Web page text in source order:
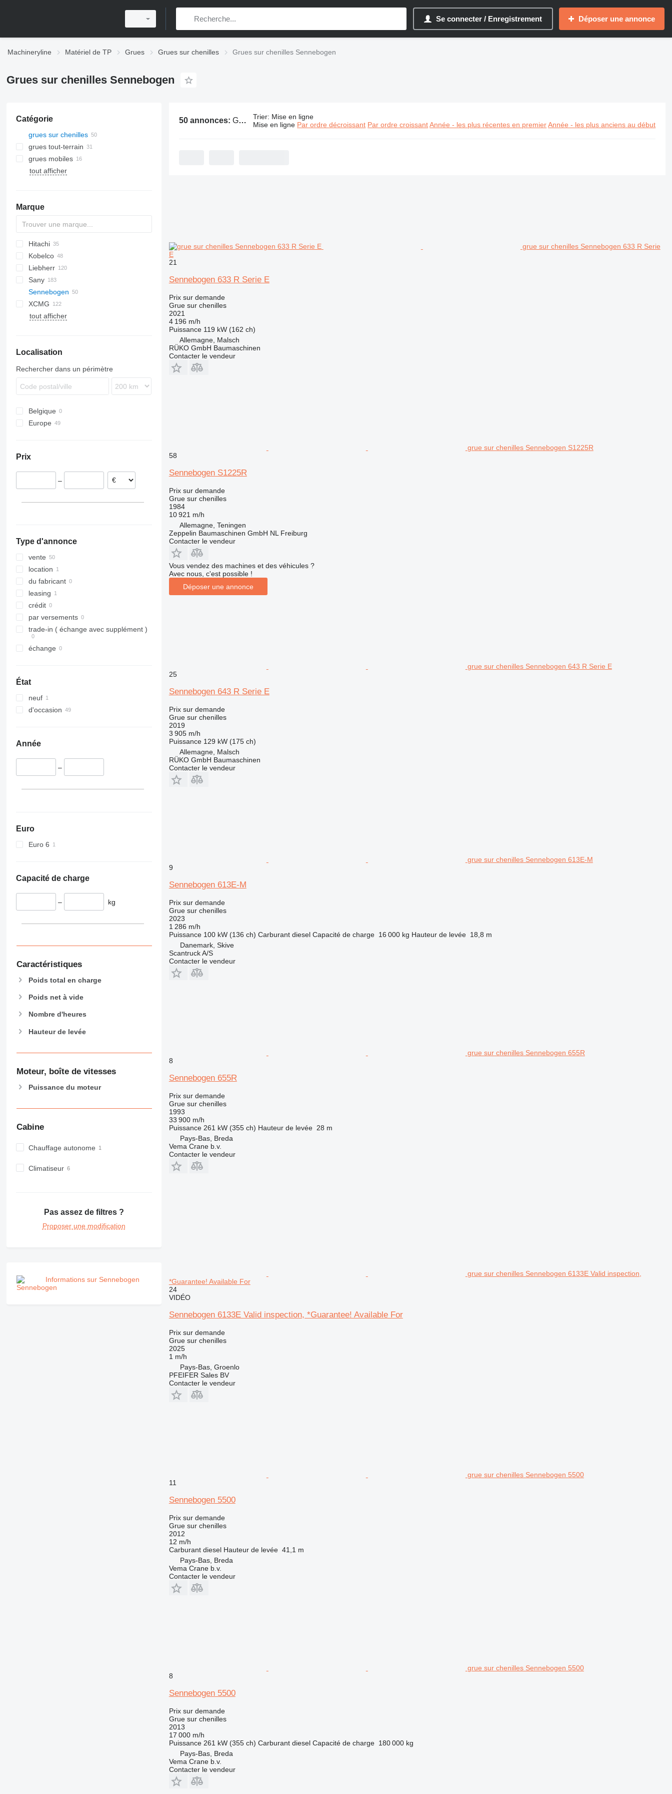
Se connecter / Enregistrement Déposer une annonce
Machineryline Matériel de TP Grues Grues sur chenilles Grues sur chenilles Sennebogen
Grues sur chenilles Sennebogen
Catégorie
grues sur chenilles
grues tout-terrain
grues mobiles
tout afficher
Marque
5299
BC
MC
307
320
345
RH
CC
QUY
Hitachi
EX
KH
SCX
CCH
DCH
Kobelco
7045
7055
7065
7150
CKE
Liebherr
HS
LG
LR
LTR
LS
25
CC
LC
MC
250
Sany
SCC
STC
Sennebogen
613
640
655
690
2200
5500
6100
S 612
S 1225
LS
SC
TTC
URW
XCMG
QY
QUY
tout afficher
Localisation
Rechercher dans un périmètre
Belgique
Europe
Royaume-Uni
France
Prix
–
Type d'annonce
vente
location
du fabricant
leasing
crédit
par versements
trade-in ( échange avec supplément )
échange
État
neuf
d'occasion
Année
–
Euro
Euro 6
Capacité de charge
– kg
Caractéristiques
Poids total en charge
Poids net à vide
Nombre d'heures
Hauteur de levée
Moteur, boîte de vitesses
Puissance du moteur
Cabine
Chauffage autonome
Climatiseur
Pas assez de filtres ?
Proposer une modification
Informations sur Sennebogen
50 annonces: Grues sur chenilles Sennebogen Trier: Mise en ligne
Mise en ligne Par ordre décroissant Par ordre croissant Année - les plus récentes en premier Année - les plus anciens au début
grue sur chenilles Sennebogen 633 R Serie
E
21
Sennebogen 633 R Serie E
Prix sur demande
Grue sur chenilles
2021
4 196 m/h
Puissance 119 kW (162 ch)
Allemagne, Malsch
RÜKO GmbH Baumaschinen
Contacter le vendeur
grue sur chenilles Sennebogen S1225R
58
Sennebogen S1225R
Prix sur demande
Grue sur chenilles
1984
10 921 m/h
Allemagne, Teningen
Zeppelin Baumaschinen GmbH NL Freiburg
Contacter le vendeur
Vous vendez des machines et des véhicules ?
Avec nous, c'est possible !
Déposer une annonce
grue sur chenilles Sennebogen 643 R Serie E
25
Sennebogen 643 R Serie E
Prix sur demande
Grue sur chenilles
2019
3 905 m/h
Puissance 129 kW (175 ch)
Allemagne, Malsch
RÜKO GmbH Baumaschinen
Contacter le vendeur
grue sur chenilles Sennebogen 613E-M
9
Sennebogen 613E-M
Prix sur demande
Grue sur chenilles
2023
1 286 m/h
Puissance 100 kW (136 ch) Carburant diesel Capacité de charge 16 000 kg Hauteur de levée 18,8 m
Danemark, Skive
Scantruck A/S
Contacter le vendeur
grue sur chenilles Sennebogen 655R
8
Sennebogen 655R
Prix sur demande
Grue sur chenilles
1993
33 900 m/h
Puissance 261 kW (355 ch) Hauteur de levée 28 m
Pays-Bas, Breda
Vema Crane b.v.
Contacter le vendeur
grue sur chenilles Sennebogen 6133E Valid inspection,
*Guarantee! Available For
24
VIDÉO
Sennebogen 6133E Valid inspection, *Guarantee! Available For
Prix sur demande
Grue sur chenilles
2025
1 m/h
Pays-Bas, Groenlo
PFEIFER Sales BV
Contacter le vendeur
grue sur chenilles Sennebogen 5500
11
Sennebogen 5500
Prix sur demande
Grue sur chenilles
2012
12 m/h
Carburant diesel Hauteur de levée 41,1 m
Pays-Bas, Breda
Vema Crane b.v.
Contacter le vendeur
grue sur chenilles Sennebogen 5500
8
Sennebogen 5500
Prix sur demande
Grue sur chenilles
2013
17 000 m/h
Puissance 261 kW (355 ch) Carburant diesel Capacité de charge 180 000 kg
Pays-Bas, Breda
Vema Crane b.v.
Contacter le vendeur